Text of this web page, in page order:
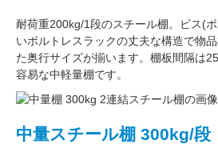
耐荷重200kg/1段のスチール棚。ビス(
いボルトレスラックの丈夫な構造で物
た奥行サイズが揃います。 棚板間隔は
容易な中軽量棚です。
中量スチール棚 300kg/段